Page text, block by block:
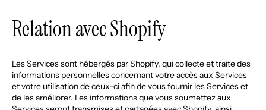
Relation avec Shopify
Les Services sont hébergés par Shopify, qui collecte et traite des
informations personnelles concernant votre accès aux Services
et votre utilisation de ceux-ci afin de vous fournir les Services et
de les améliorer. Les informations que vous soumettez aux